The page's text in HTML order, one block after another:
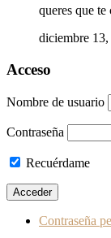
queres que te
diciembre
Acceso
Nombre de usuario
Contraseña
Recuérdame
Contraseña